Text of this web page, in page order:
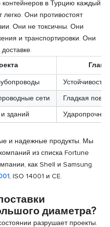
в Турцию каждый
Они противостоят
Они не токсичны. Они
и транспортировки. Они
сети Гладкая
зданий
и надежные продукты. Мы
из списка Fortune
как Shell и Samsung.
, ISO 14001 и CE.
диаметра?
разрушает проекты.